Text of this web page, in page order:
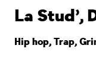
La Stud’,
Hip hop, Trap,